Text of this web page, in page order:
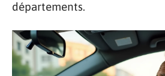
départements.